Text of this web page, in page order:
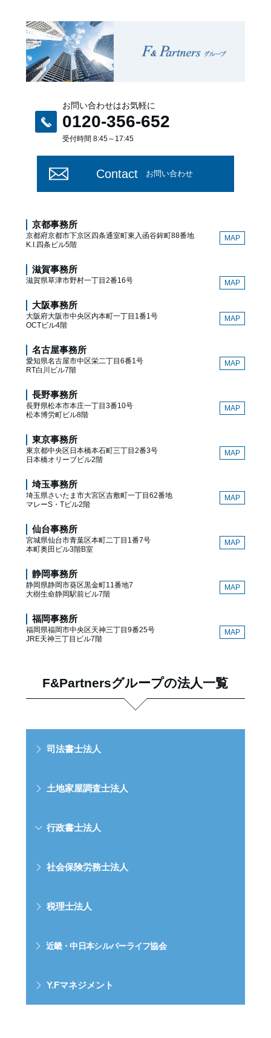
お問い合わせはお気軽に
0120-356-652
受付時間 8:45～17:45
Contact お問い合わせ
京都事務所
京都府京都市下京区四条通室町東入函谷鉾町88番地
K.I.四条ビル5階
MAP
滋賀事務所
滋賀県草津市野村一丁目2番16号 MAP
大阪事務所
大阪府大阪市中央区内本町一丁目1番1号
OCTビル4階
MAP
名古屋事務所
愛知県名古屋市中区栄二丁目6番1号
RT白川ビル7階
MAP
長野事務所
長野県松本市本庄一丁目3番10号
松本博労町ビル8階
MAP
東京事務所
東京都中央区日本橋本石町三丁目2番3号
日本橋オリーブビル2階
MAP
埼玉事務所
埼玉県さいたま市大宮区吉敷町一丁目62番地
マレーS・Tビル2階
MAP
仙台事務所
宮城県仙台市青葉区本町二丁目1番7号
本町奥田ビル3階B室
MAP
静岡事務所
静岡県静岡市葵区黒金町11番地7
大樹生命静岡駅前ビル7階
MAP
福岡事務所
福岡県福岡市中央区天神三丁目9番25号
JRE天神三丁目ビル7階
MAP
F&Partnersグループの法人一覧
司法書士法人
土地家屋調査士法人
行政書士法人
社会保険労務士法人
税理士法人
近畿・中日本シルバーライフ協会
Y.Fマネジメント